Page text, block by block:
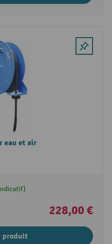
eau et air
228,00 €
produit